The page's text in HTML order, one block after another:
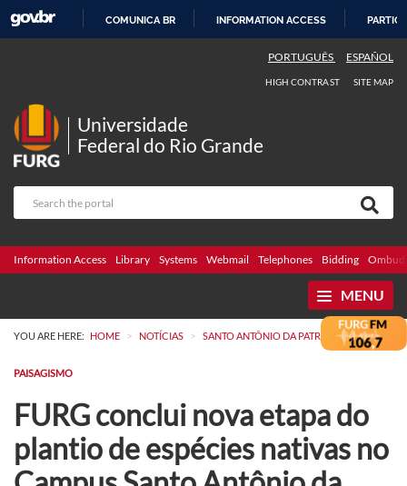
COMUNICA BR INFORMATION ACCESS
PORTUGUÊS ESPAÑOL
HIGH CONTRAST SITE MAP
Universidade
Federal do Rio Grande
Information Access Library Systems Webmail Telephones Bidding
MENU
YOU ARE HERE: HOME > NOTÍCIAS > SANTO ANTÔNIO DA PATRULHA
PAISAGISMO
FURG conclui nova etapa do
plantio de espécies nativas no